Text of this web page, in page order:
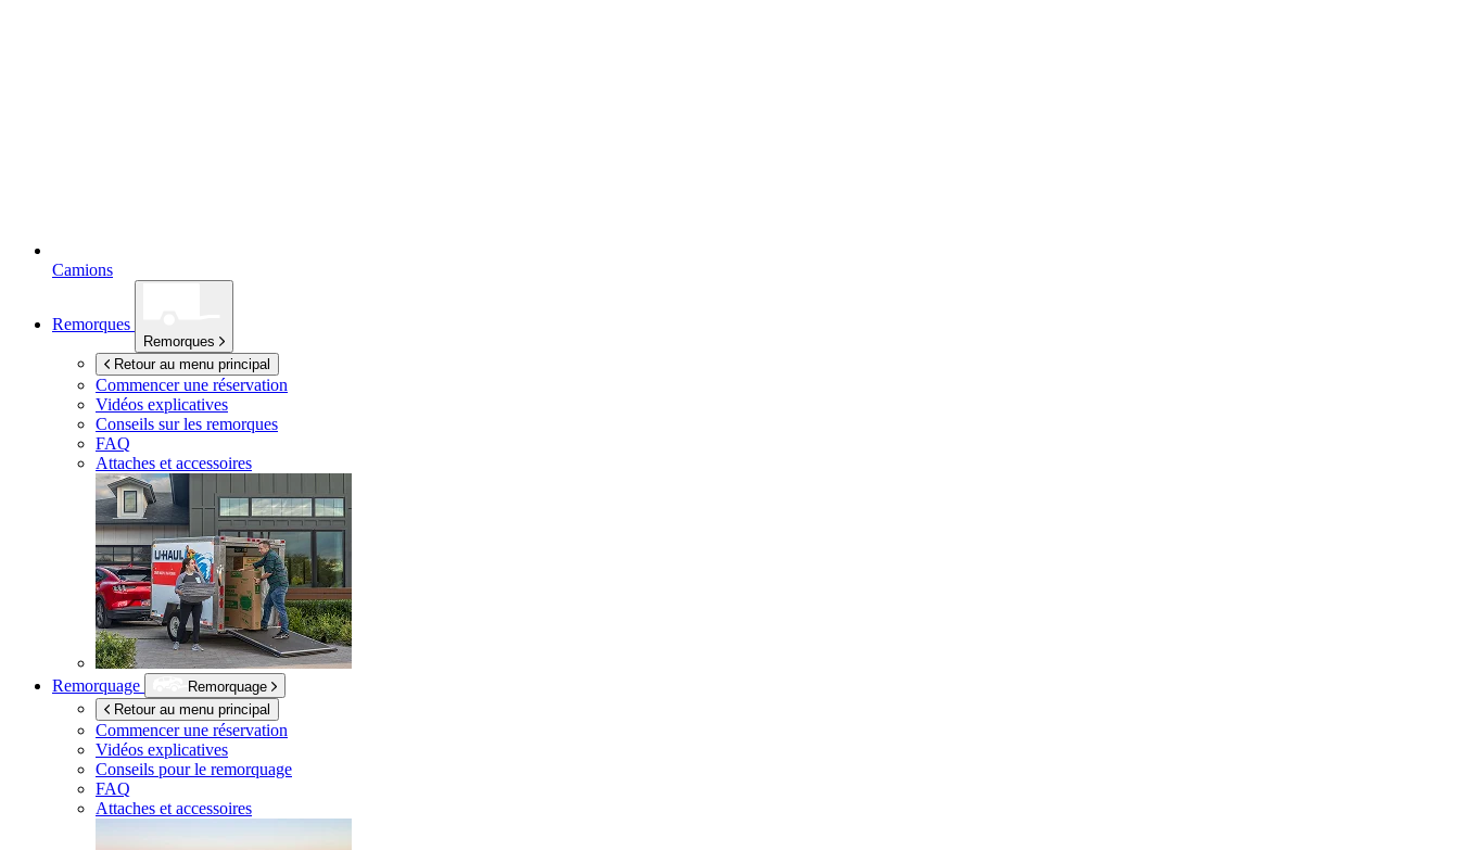
Camions
Remorques
Remorques
Retour au menu principal
Commencer une réservation
Vidéos explicatives
Conseils sur les remorques
FAQ
Attaches et accessoires
Remorquage
Remorquage
Retour au menu principal
Commencer une réservation
Vidéos explicatives
Conseils pour le remorquage
FAQ
Attaches et accessoires